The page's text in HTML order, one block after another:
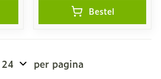
Bestel
per pagina